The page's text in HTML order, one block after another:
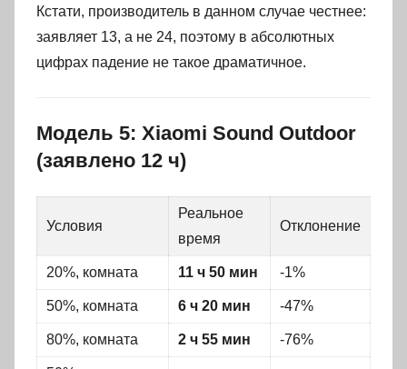
Кстати, производитель в данном случае честнее:
заявляет 13, а не 24, поэтому в абсолютных
цифрах падение не такое драматичное.
Модель 5: Xiaomi Sound Outdoor
(заявлено 12 ч)
Условия
Реальное
время
Отклонение
20%, комната 11 ч 50 мин -1%
50%, комната 6 ч 20 мин -47%
80%, комната 2 ч 55 мин -76%